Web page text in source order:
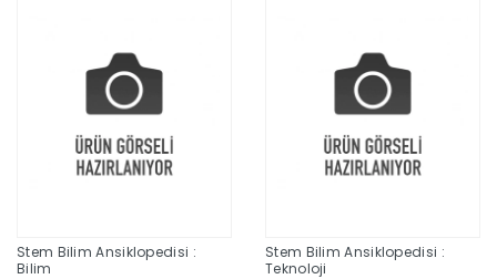
Stem Bilim Ansiklopedisi :
Bilim
Stem Bilim Ansiklopedisi :
Teknoloji